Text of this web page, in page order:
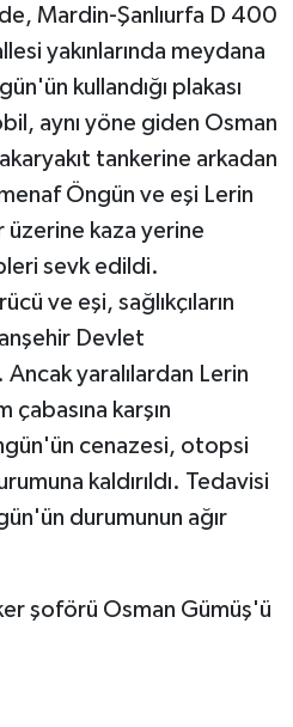
Mardin-Şanlıurfa D 400
yakınlarında meydana
kullandığı plakası
aynı yöne giden Osman
tankerine arkadan
Öngün ve eşi Lerin
üzerine kaza yerine
sevk edildi.
ve eşi, sağlıkçıların
Devlet
Ancak yaralılardan Lerin
karşın
cenazesi, otopsi
kaldırıldı. Tedavisi
durumunun ağır
şoförü Osman Gümüş'ü